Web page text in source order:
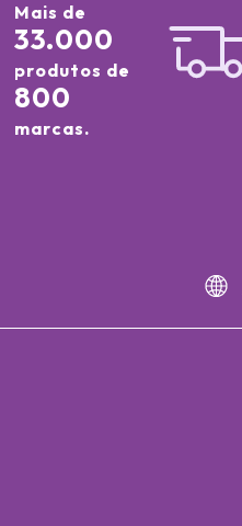
Mais de
33.000
produtos de
800
marcas.